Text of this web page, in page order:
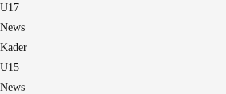
U17
News
Kader
U15
News